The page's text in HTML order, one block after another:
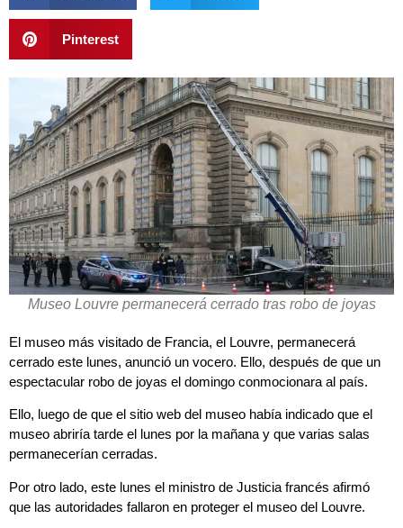
Pinterest
Museo Louvre permanecerá cerrado tras robo de joyas
El museo más visitado de Francia, el Louvre, permanecerá
cerrado este lunes, anunció un vocero. Ello, después de que un
espectacular robo de joyas el domingo conmocionara al país.
Ello, luego de que el sitio web del museo había indicado que el
museo abriría tarde el lunes por la mañana y que varias salas
permanecerían cerradas.
Por otro lado, este lunes el ministro de Justicia francés afirmó
que las autoridades fallaron en proteger el museo del Louvre.